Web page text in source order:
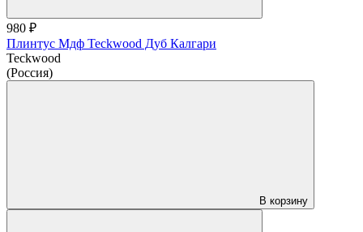
980 ₽
Плинтус Мдф Teckwood Дуб Калгари
Teckwood
(Россия)
В корзину